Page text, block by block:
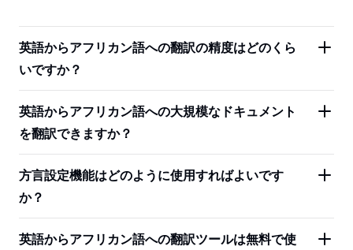
英語からアフリカン語への翻訳の精度はどのくら
いですか？
英語からアフリカン語への大規模なドキュメント
を翻訳できますか？
方言設定機能はどのように使用すればよいです
か？
英語からアフリカン語への翻訳ツールは無料で使